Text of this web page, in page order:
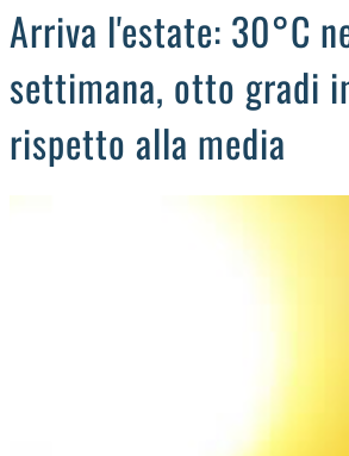
Arriva l'estate: 30°C
settimana, otto gradi
rispetto alla media